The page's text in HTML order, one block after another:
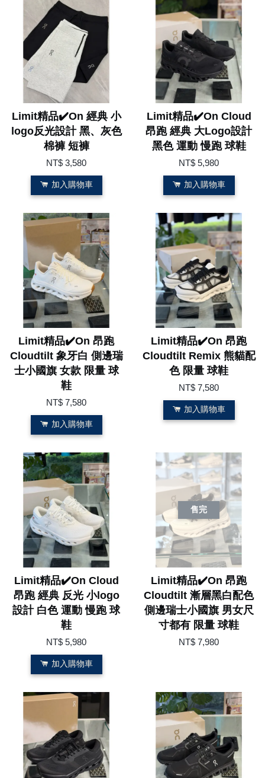
Limit精品✔️On 經典 小
logo反光設計 黑、灰色
棉褲 短褲
NT$ 3,580
加入購物車
Limit精品✔️On Cloud
昂跑 經典 大Logo設計
黑色 運動 慢跑 球鞋
NT$ 5,980
加入購物車
Limit精品✔️On 昂跑
Cloudtilt 象牙白 側邊瑞
士小國旗 女款 限量 球
鞋
NT$ 7,580
加入購物車
Limit精品✔️On 昂跑
Cloudtilt Remix 熊貓配
色 限量 球鞋
NT$ 7,580
加入購物車
Limit精品✔️On Cloud
昂跑 經典 反光 小logo
設計 白色 運動 慢跑 球
鞋
NT$ 5,980
加入購物車
售完
Limit精品✔️On 昂跑
Cloudtilt 漸層黑白配色
側邊瑞士小國旗 男女尺
寸都有 限量 球鞋
NT$ 7,980